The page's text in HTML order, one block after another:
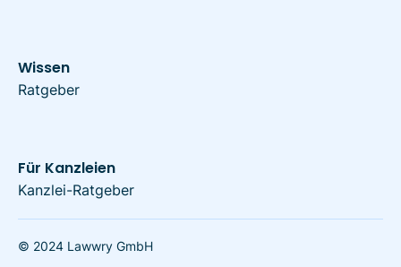
Wissen
Ratgeber
Für Kanzleien
Kanzlei-Ratgeber
© 2024 Lawwry GmbH